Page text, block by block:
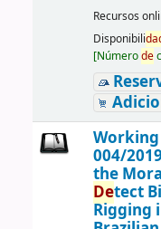
Recursos
Disponibilida
[Númerode
Working
004/
the
Detect
Rigging